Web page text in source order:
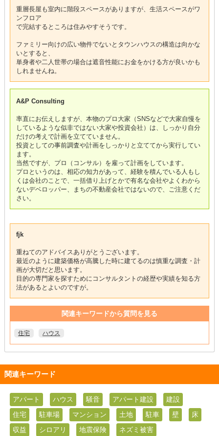
重層長屋も室内に階段スペースがありますが、生活スペースがワ
ンフロア
で完結するところは住みやすそうです。
ファミリー向けの広い物件でないとタウンハウスの構造は向かな
いとすると、
単身者や二人世帯の場合は遮音性能にお金をかける方が良いかも
しれませんね。
A&P Consulting
率直にお伝えしますが、本物のプロ大家（SNSなどで大家自慢を
しているような似非ではない大家や投資会社）は、しっかり自分
だけの考えで計画を立てていません。
投資としての事前調査や計画をしっかりと立ててから実行してい
ます。
当然ですが、プロ（コンサル）を雇って計画をしています。
プロというのは、相応の知力があって、経験を積んでいる人もし
くは会社のことで、一括借り上げとかで有名な会社やよくわから
ないデベロッパー、まちの不動産会社ではないので、ご注意くだ
さい。
fjk
重ねてのアドバイスありがとうございます。
最近のように建築価格が高騰した時に建てるのは慎重な調査・計
画が大切だと思います。
目的の専門家を探すためにコンサルタントの経歴や実績を知る方
法があるとよいのですが。
関連キーワードから質問を見る
住宅 ハウス
関連キーワード
アパート ハウス 騒音 アパート建設
建設
住宅
駐車場 マンション 土地 駐車 壁
床
収益
シロアリ 地震保険 ネズミ被害